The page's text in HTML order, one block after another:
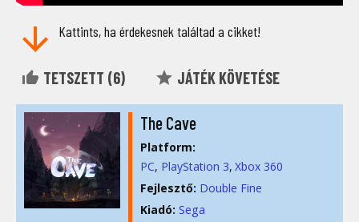
Kattints, ha érdekesnek találtad a cikket!
TETSZETT (6) JÁTÉK KÖVETÉSE
The Cave
Platform:
PC PlayStation 3 Xbox 360
Fejlesztő: Double Fine
Kiadó: Sega